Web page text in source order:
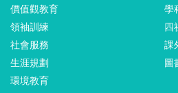
價值觀教育
領袖訓練
社會服務
生涯規劃
環境教育
學
四
課
圖